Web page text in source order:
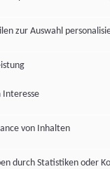
zur Auswahl
von Inhalten
durch Statistiken oder